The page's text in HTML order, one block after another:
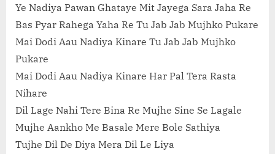
Ye Nadiya Pawan Ghataye Mit Jayega Sara Jaha Re
Bas Pyar Rahega Yaha Re Tu Jab Jab Mujhko Pukare
Mai Dodi Aau Nadiya Kinare Tu Jab Jab Mujhko
Pukare
Mai Dodi Aau Nadiya Kinare Har Pal Tera Rasta
Nihare
Dil Lage Nahi Tere Bina Re Mujhe Sine Se Lagale
Mujhe Aankho Me Basale Mere Bole Sathiya
Tujhe Dil De Diya Mera Dil Le Liya